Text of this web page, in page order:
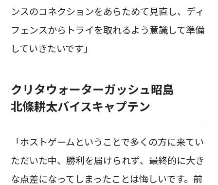
ンスのコネクションをあらためて見直し、ディ
フェンスからトライを取れるよう意識して準備
していきたいです」
クリタウォーターガッシュ昭島
北條耕太バイスキャプテン
「ホストゲームということで多くの方に来てい
ただいた中、勝利を届けられず、最終的に大き
な点差になってしまったことは悔しいです。前